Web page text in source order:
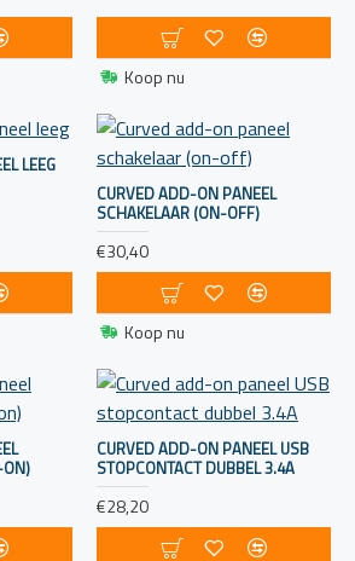
van verlichting aan boord aan
handig zijn voor het creëren van de
omvatten vaak meerdere
georganiseerd op een manier
om verschillende systemen aan
voor een boot is het
te houden met de specifieke
van het vaartuig. Daarnaast is
dat alle elektrische
voldoen aan de geldende
Koop nu
LEEG
CURVED ADD-ON PANEEL
SCHAKELAAR (ON-OFF)
€30,40
Koop nu
CURVED ADD-ON PANEEL USB
STOPCONTACT DUBBEL 3.4A
€28,20